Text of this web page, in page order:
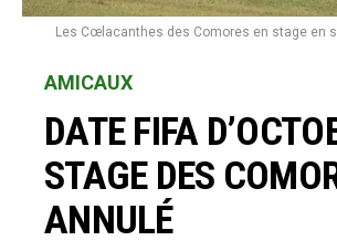
Les Cœlacanthes des Comores en stage en
AMICAUX
DATE FIFA
STAGE DES
ANNULÉ